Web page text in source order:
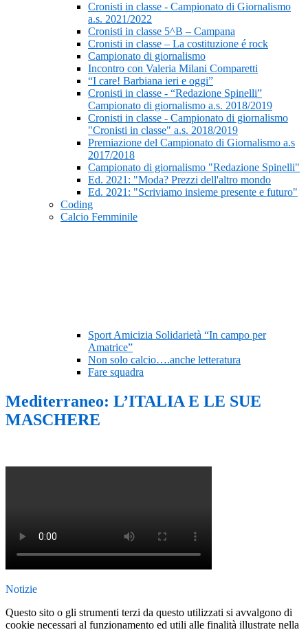
Cronisti in classe - Campionato di Giornalismo
a.s. 2021/2022
Cronisti in classe 5^B – Campana
Cronisti in classe – La costituzione é rock
Campionato di giornalismo
Incontro con Valeria Milani Comparetti
“I care! Barbiana ieri e oggi”
Cronisti in classe - “Redazione Spinelli”
Campionato di giornalismo a.s. 2018/2019
Cronisti in classe - Campionato di giornalismo
"Cronisti in classe" a.s. 2018/2019
Premiazione del Campionato di Giornalismo a.s
2017/2018
Campionato di giornalismo "Redazione Spinelli"
Ed. 2021: "Moda? Prezzi dell'altro mondo
Ed. 2021: "Scriviamo insieme presente e futuro"
Coding
Calcio Femminile
Sport Amicizia Solidarietà “In campo per
Amatrice”
Non solo calcio….anche letteratura
Fare squadra
Mediterraneo: L’ITALIA E LE SUE
MASCHERE
Notizie
Questo sito o gli strumenti terzi da questo utilizzati si avvalgono di
cookie necessari al funzionamento ed utili alle finalità illustrate nella